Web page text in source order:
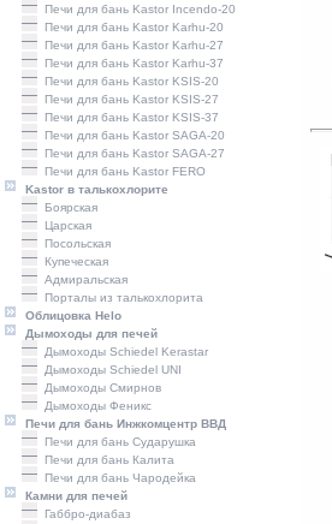
Печи для бань Kastor Incendo-20
Печи для бань Kastor Karhu-20
Печи для бань Kastor Karhu-27
Печи для бань Kastor Karhu-37
Печи для бань Kastor KSIS-20
Печи для бань Kastor KSIS-27
Печи для бань Kastor KSIS-37
Печи для бань Kastor SAGA-20
Печи для бань Kastor SAGA-27
Печи для бань Kastor FERO
Kastor в талькохлорите
Боярская
Царская
Посольская
Купеческая
Адмиральская
Порталы из талькохлорита
Облицовка Helo
Дымоходы для печей
Дымоходы Schiedel Kerastar
Дымоходы Schiedel UNI
Дымоходы Смирнов
Дымоходы Феникс
Печи для бань Инжкомцентр ВВД
Печи для бань Сударушка
Печи для бань Калита
Печи для бань Чародейка
Камни для печей
Габбро-диабаз